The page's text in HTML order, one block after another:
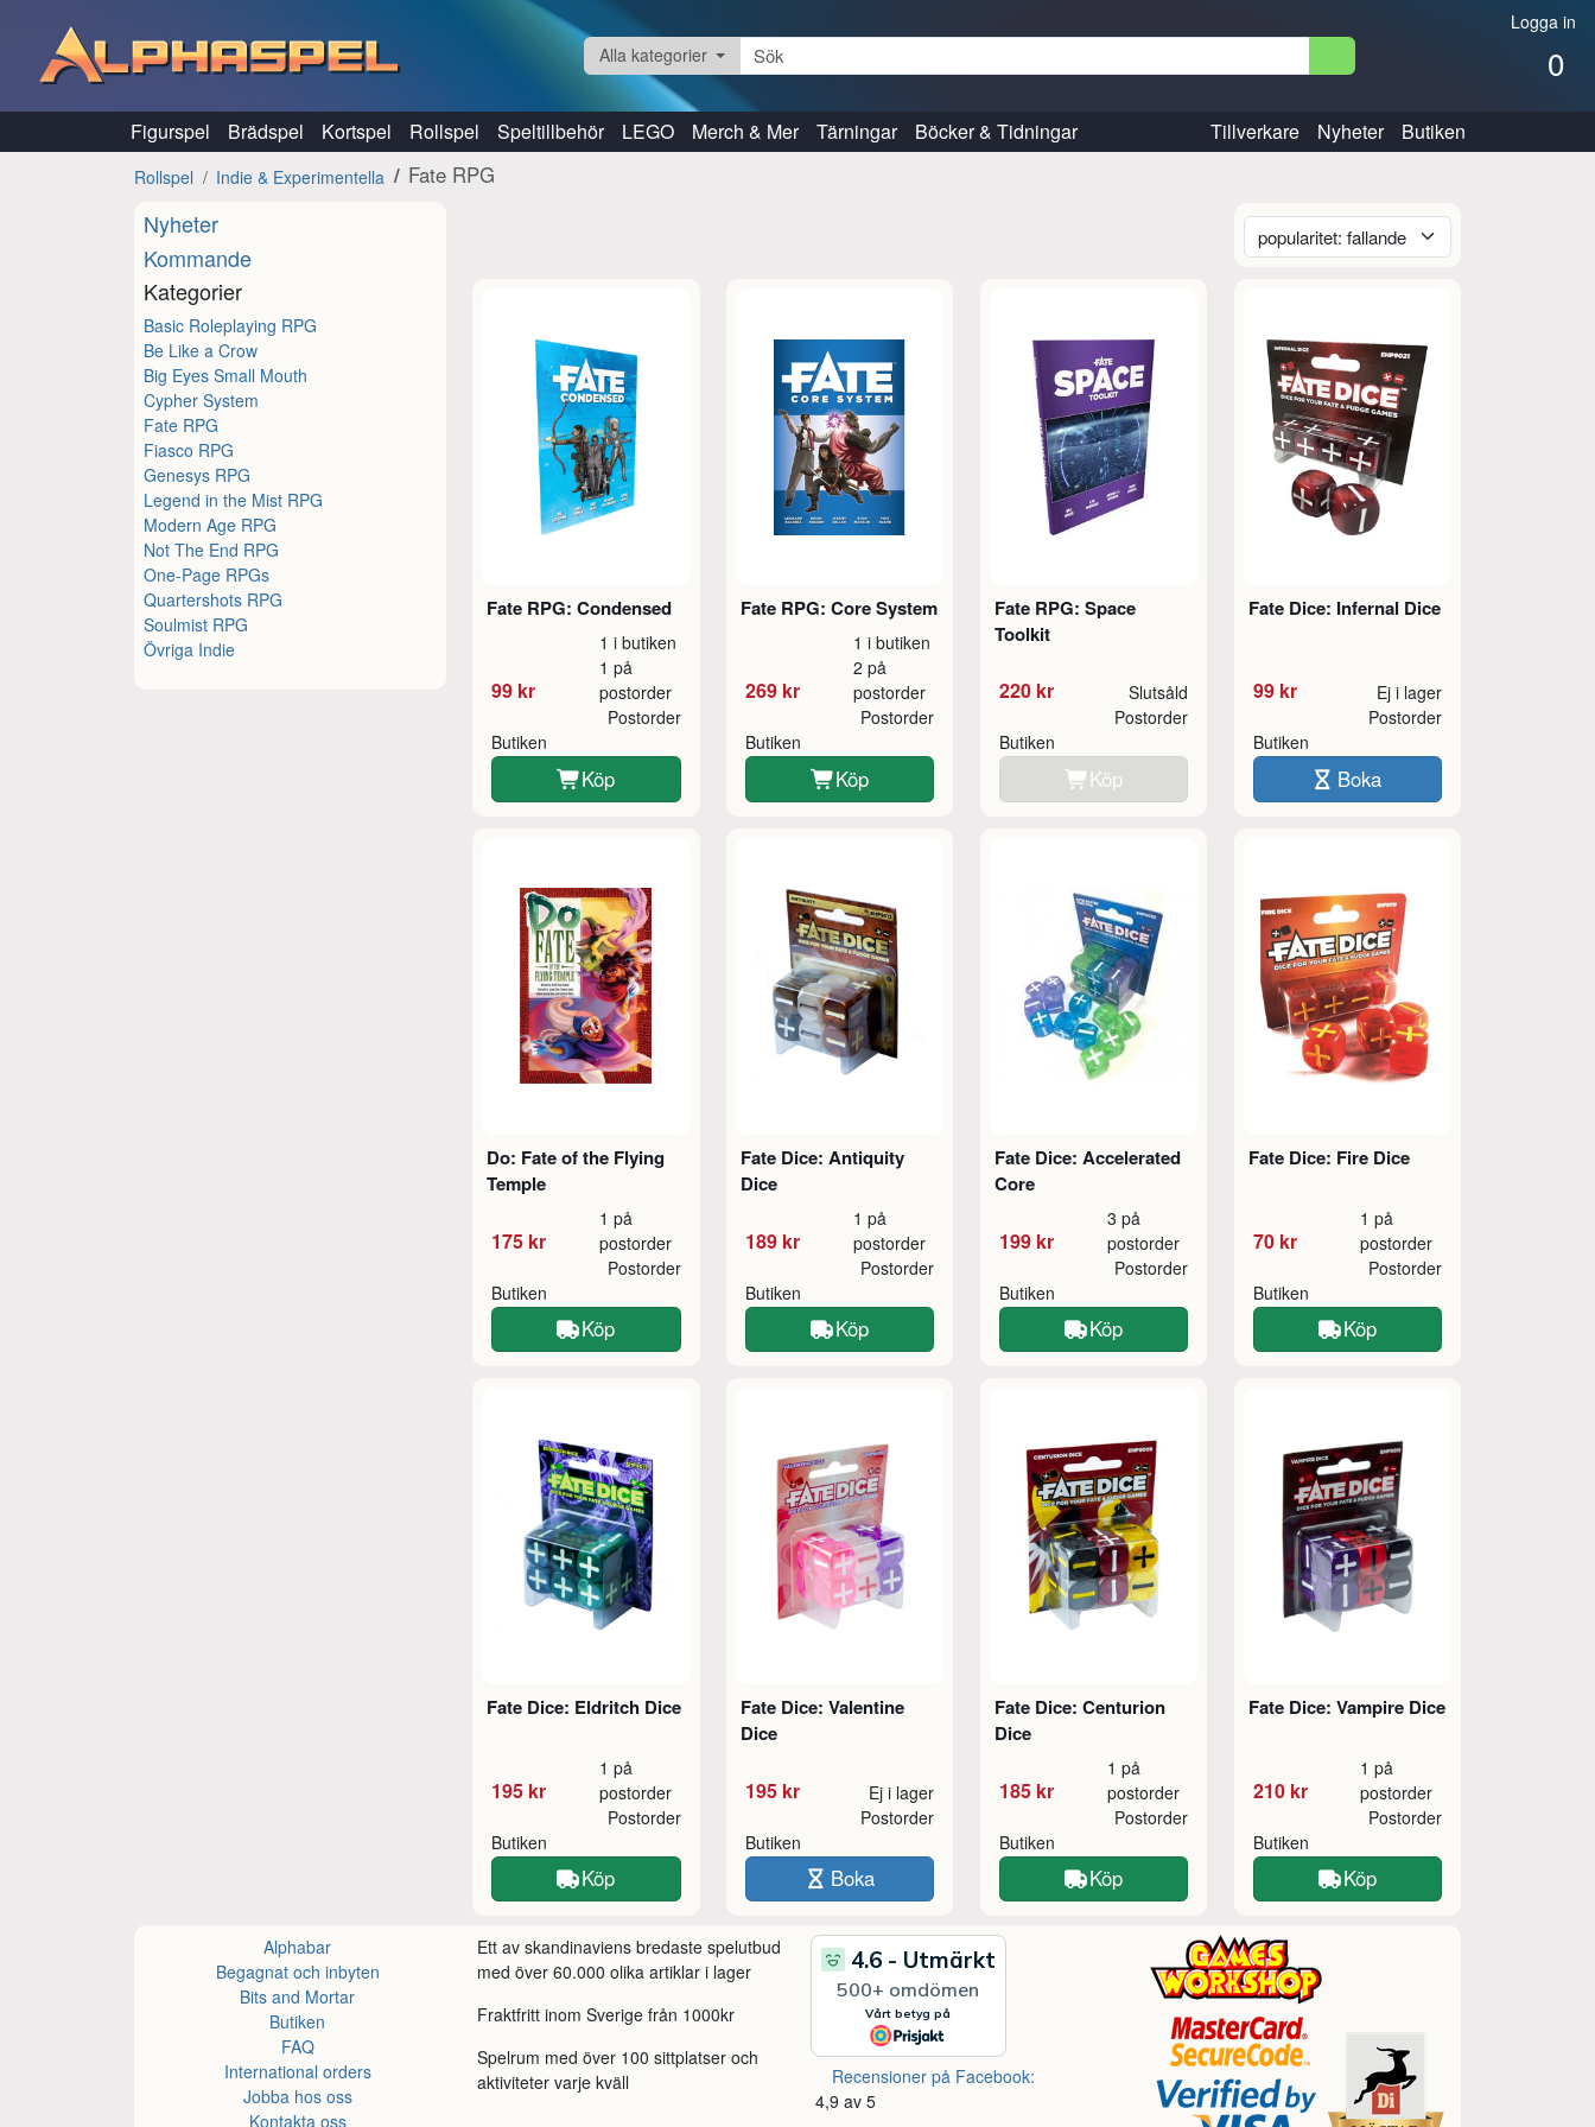
Logga in
0
Alla kategorier
Figurspel Brädspel Kortspel Rollspel Speltillbehör LEGO Merch & Mer Tärningar Böcker & Tidningar Tillverkare Nyheter Butiken
Rollspel Indie & Experimentella Fate RPG
Nyheter
Kommande
Kategorier
Basic Roleplaying RPG
Be Like a Crow
Big Eyes Small Mouth
Cypher System
Fate RPG
Fiasco RPG
Genesys RPG
Legend in the Mist RPG
Modern Age RPG
Not The End RPG
One-Page RPGs
Quartershots RPG
Soulmist RPG
Övriga Indie
Fate RPG: Condensed
99 kr
1 i butiken
1 på
postorder
Butiken
Postorder
Köp
Fate RPG: Core System
269 kr
1 i butiken
2 på
postorder
Butiken
Postorder
Köp
Fate RPG: Space
Toolkit
220 kr Slutsåld
Butiken
Postorder
Köp
Fate Dice: Infernal Dice
99 kr Ej i lager
Butiken
Postorder
Boka
Do: Fate of the Flying
Temple
175 kr
1 på
postorder
Butiken
Postorder
Köp
Fate Dice: Antiquity
Dice
189 kr
1 på
postorder
Butiken
Postorder
Köp
Fate Dice: Accelerated
Core
199 kr
3 på
postorder
Butiken
Postorder
Köp
Fate Dice: Fire Dice
70 kr
1 på
postorder
Butiken
Postorder
Köp
Fate Dice: Eldritch Dice
195 kr
1 på
postorder
Butiken
Postorder
Köp
Fate Dice: Valentine
Dice
195 kr Ej i lager
Butiken
Postorder
Boka
Fate Dice: Centurion
Dice
185 kr
1 på
postorder
Butiken
Postorder
Köp
Fate Dice: Vampire Dice
210 kr
1 på
postorder
Butiken
Postorder
Köp
Alphabar
Begagnat och inbyten
Bits and Mortar
Butiken
FAQ
International orders
Jobba hos oss
Kontakta oss
Ett av skandinaviens bredaste spelutbud
med över 60.000 olika artiklar i lager
Fraktfritt inom Sverige från 1000kr
Spelrum med över 100 sittplatser och
aktiviteter varje kväll
Recensioner på Facebook:
4,9 av 5